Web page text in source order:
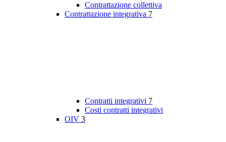
Contrattazione collettiva
Contrattazione integrativa 7
Contratti integrativi 7
Costi contratti integrativi
OIV 3